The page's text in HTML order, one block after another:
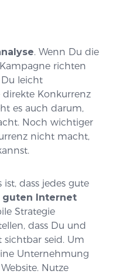
. Wenn Du die
richten
leicht
Konkurrenz
es auch darum,
Noch wichtiger
nicht macht,
dass jedes gute
guten Internet
Strategie
dass Du und
sichtbar seid. Um
Unternehmung
Nutze